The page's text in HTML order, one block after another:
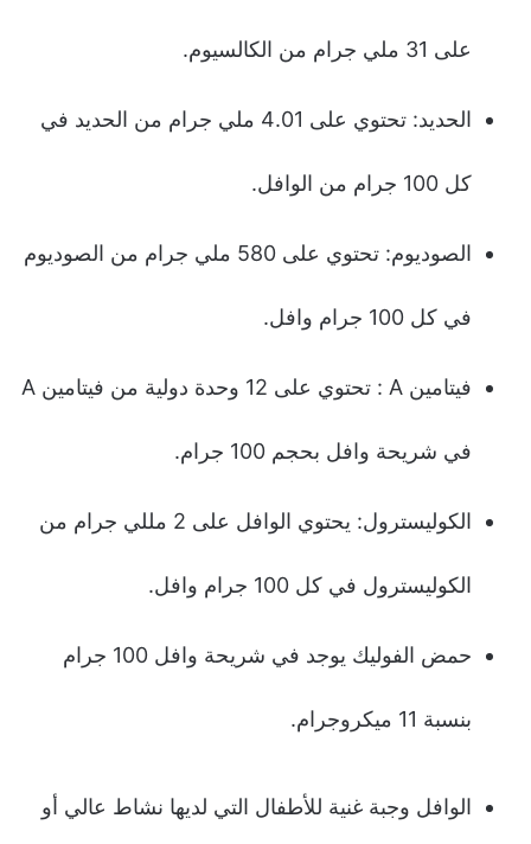
على 31 ملي جرام من الكالسيوم.
الحديد: تحتوي على 4.01 ملي جرام من الحديد في
كل 100 جرام من الوافل.
الصوديوم: تحتوي على 580 ملي جرام من الصوديوم
في كل 100 جرام وافل.
فيتامين A : تحتوي على 12 وحدة دولية من فيتامين A
في شريحة وافل بحجم 100 جرام.
الكوليسترول: يحتوي الوافل على 2 مللي جرام من
الكوليسترول في كل 100 جرام وافل.
حمض الفوليك يوجد في شريحة وافل 100 جرام
بنسبة 11 ميكروجرام.
الوافل وجبة غنية للأطفال التي لديها نشاط عالي أو